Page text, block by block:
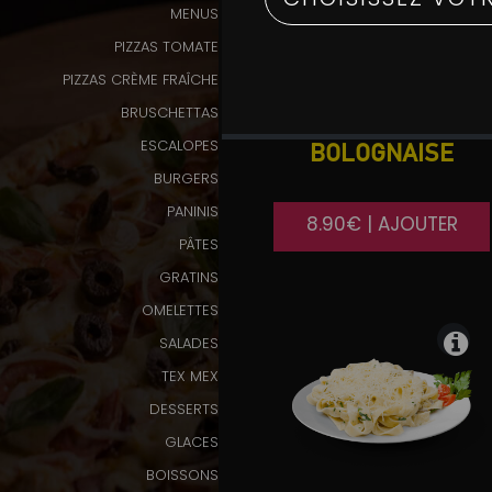
Programme
De
Vos
Avis
Zones
Livraison
MENUS
PIZZAS TOMATE
PIZZAS CRÈME FRAÎCHE
BRUSCHETTAS
ESCALOPES
BURGERS
PANINIS
PÂTES
GRATINS
OMELETTES
SALADES
TEX MEX
DESSERTS
GLACES
BOISSONS
BOLOGNAISE
8.90€ | AJOUTER